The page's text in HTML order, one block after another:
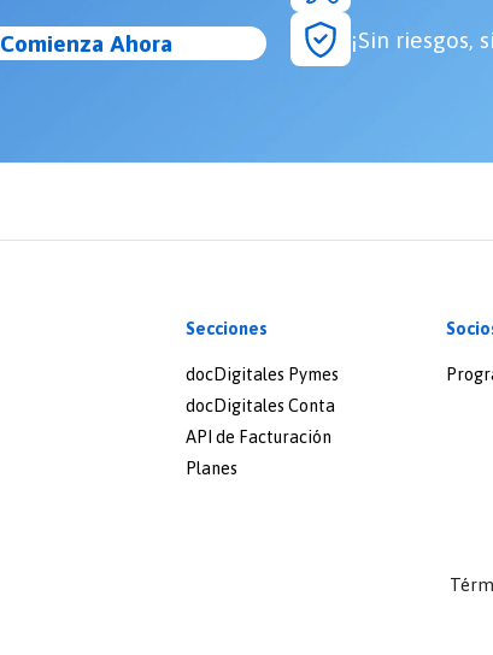
Comienza Ahora ¡Sin riesgos,
Secciones
docDigitales Pymes
docDigitales Conta
API de Facturación
Planes